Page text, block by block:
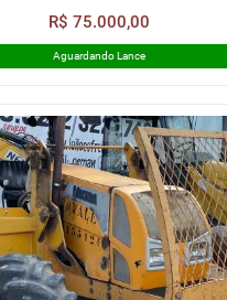
R$ 75.000,00
Aguardando Lance